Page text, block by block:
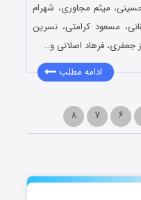
میثم مجاوری، شهرام
مسعود کرامتی، نسرین
جعفری، فرهاد اصلانی و…
ادامه مطلب
۶ ۷ ۸